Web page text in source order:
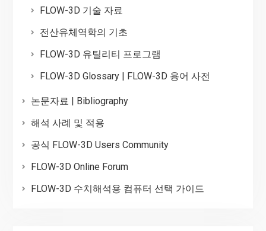
FLOW-3D 기술 자료
전산유체역학의 기초
FLOW-3D 유틸리티 프로그램
FLOW-3D Glossary | FLOW-3D 용어 사전
논문자료 | Bibliography
해석 사례 및 적용
공식 FLOW-3D Users Community
FLOW-3D Online Forum
FLOW-3D 수치해석용 컴퓨터 선택 가이드